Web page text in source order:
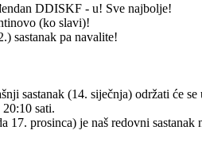
DDISKF - u! Sve najbolje!
(ko slavi)!
sastanak pa navalite!
sastanak (14. siječnja) održati će
sati.
17. prosinca) je naš redovni